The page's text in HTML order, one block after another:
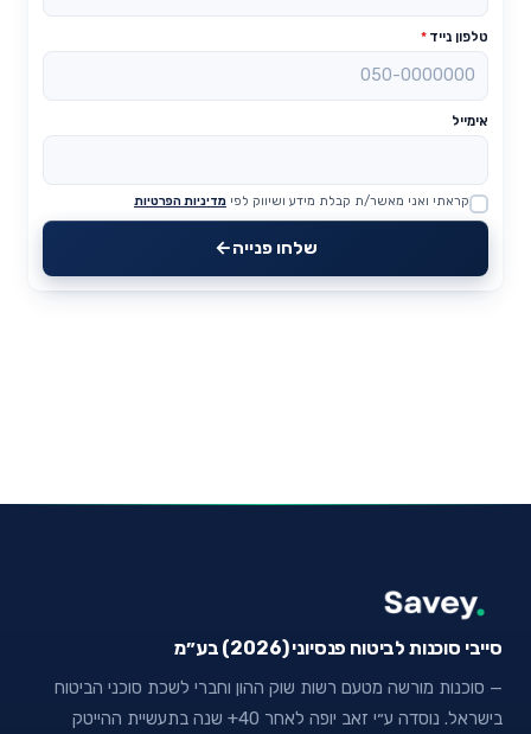
טלפון נייד *
אימייל
Website
קראתי ואני מאשר/ת קבלת מידע ושיווק לפי מדיניות הפרטיות
שלחו פנייה
סייבי סוכנות לביטוח פנסיוני (2026) בע״מ
— סוכנות מורשה מטעם רשות שוק ההון וחברי לשכת סוכני הביטוח
בישראל. נוסדה ע״י זאב יופה לאחר 40+ שנה בתעשיית ההייטק